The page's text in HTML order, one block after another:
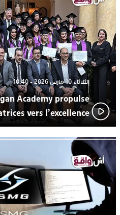
الإعلامي سعيد بلفقير في دورة
الثلاثاء 10 مارس 2026 - 10:40
Academy propulse
vers l’excellence